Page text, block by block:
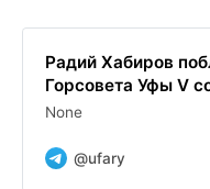
Радий Хабиров
Горсовета Уфы V
None
@ufary